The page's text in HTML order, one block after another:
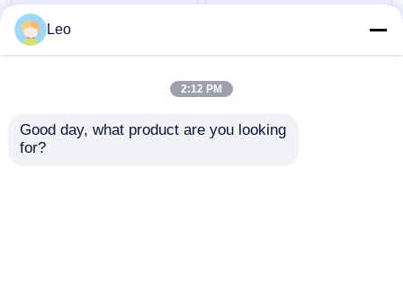
Pipa Komposit
Fleksibel FRP
Termoplastik Cetakan
Pipa PVC Fleksibel Anti
Statis 1,5 Inci, Layanan
Leo
2:12 PM
Good day, what product are you looking
for?